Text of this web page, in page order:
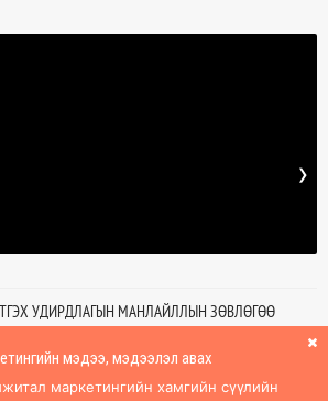
УДИРДЛАГЫН МАНЛАЙЛЛЫН ЗӨВЛӨГӨӨ
›
мэдээ, мэдээлэл авах
маркетингийн хамгийн сүүлийн